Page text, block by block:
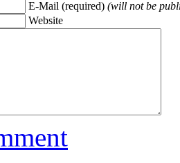
E-Mail (required) (will not be
Website